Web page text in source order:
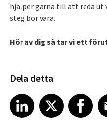
hjälper gärna till att reda ut
steg bör vara.
Hör av dig så tar vi ett
Dela detta
Share article on LinkedIn
LinkedIn
Share article on XShare article on